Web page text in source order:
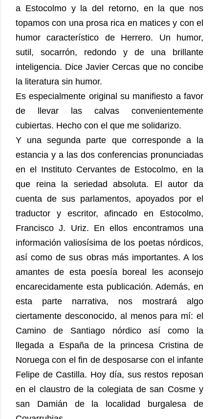
a Estocolmo y la del retorno, en la que nos
topamos con una prosa rica en matices y con el
humor característico de Herrero. Un humor,
sutil, socarrón, redondo y de una brillante
inteligencia. Dice Javier Cercas que no concibe
la literatura sin humor.
Es especialmente original su manifiesto a favor
de llevar las calvas convenientemente
cubiertas. Hecho con el que me solidarizo.
Y una segunda parte que corresponde a la
estancia y a las dos conferencias pronunciadas
en el Instituto Cervantes de Estocolmo, en la
que reina la seriedad absoluta. El autor da
cuenta de sus parlamentos, apoyados por el
traductor y escritor, afincado en Estocolmo,
Francisco J. Uriz. En ellos encontramos una
información valiosísima de los poetas nórdicos,
así como de sus obras más importantes. A los
amantes de esta poesía boreal les aconsejo
encarecidamente esta publicación. Además, en
esta parte narrativa, nos mostrará algo
ciertamente desconocido, al menos para mí: el
Camino de Santiago nórdico así como la
llegada a España de la princesa Cristina de
Noruega con el fin de desposarse con el infante
Felipe de Castilla. Hoy día, sus restos reposan
en el claustro de la colegiata de san Cosme y
san Damián de la localidad burgalesa de